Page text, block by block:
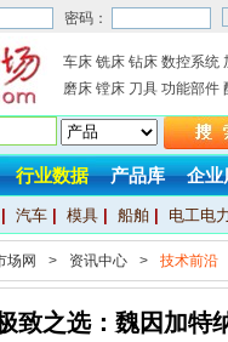
密码：
车床 铣床 钻床 数控系统
磨床 镗床 刀具 功能部件
行业数据 产品库 企业
汽车 模具 船舶 电工电力
场网 > 资讯中心 > 技术前沿
致之选：魏因加特